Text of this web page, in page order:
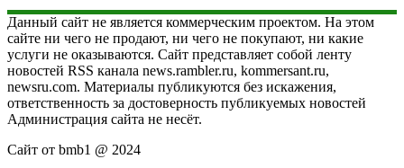
Данный сайт не является коммерческим проектом. На этом
сайте ни чего не продают, ни чего не покупают, ни какие
услуги не оказываются. Сайт представляет собой ленту
новостей RSS канала news.rambler.ru, kommersant.ru,
newsru.com. Материалы публикуются без искажения,
ответственность за достоверность публикуемых новостей
Администрация сайта не несёт.
Сайт от bmb1 @ 2024